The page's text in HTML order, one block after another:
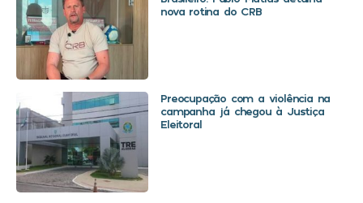
nova rotina do CRB
Preocupação com a violência na
campanha já chegou à Justiça
Eleitoral